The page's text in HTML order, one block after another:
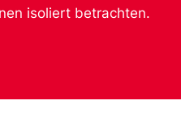
isoliert betrachten.